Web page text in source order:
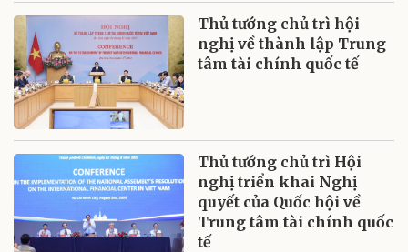
Thủ tướng chủ trì hội
nghị về thành lập Trung
tâm tài chính quốc tế
Thủ tướng chủ trì Hội
nghị triển khai Nghị
quyết của Quốc hội về
Trung tâm tài chính quốc
tế